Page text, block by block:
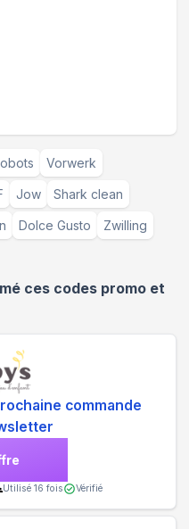
Vorwerk
Jow Shark clean
Dolce Gusto Zwilling
ces codes promo et
commande
Utilisé 16 fois Vérifié